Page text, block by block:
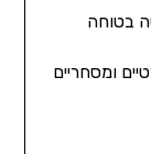
בטוחה
ומסחריים